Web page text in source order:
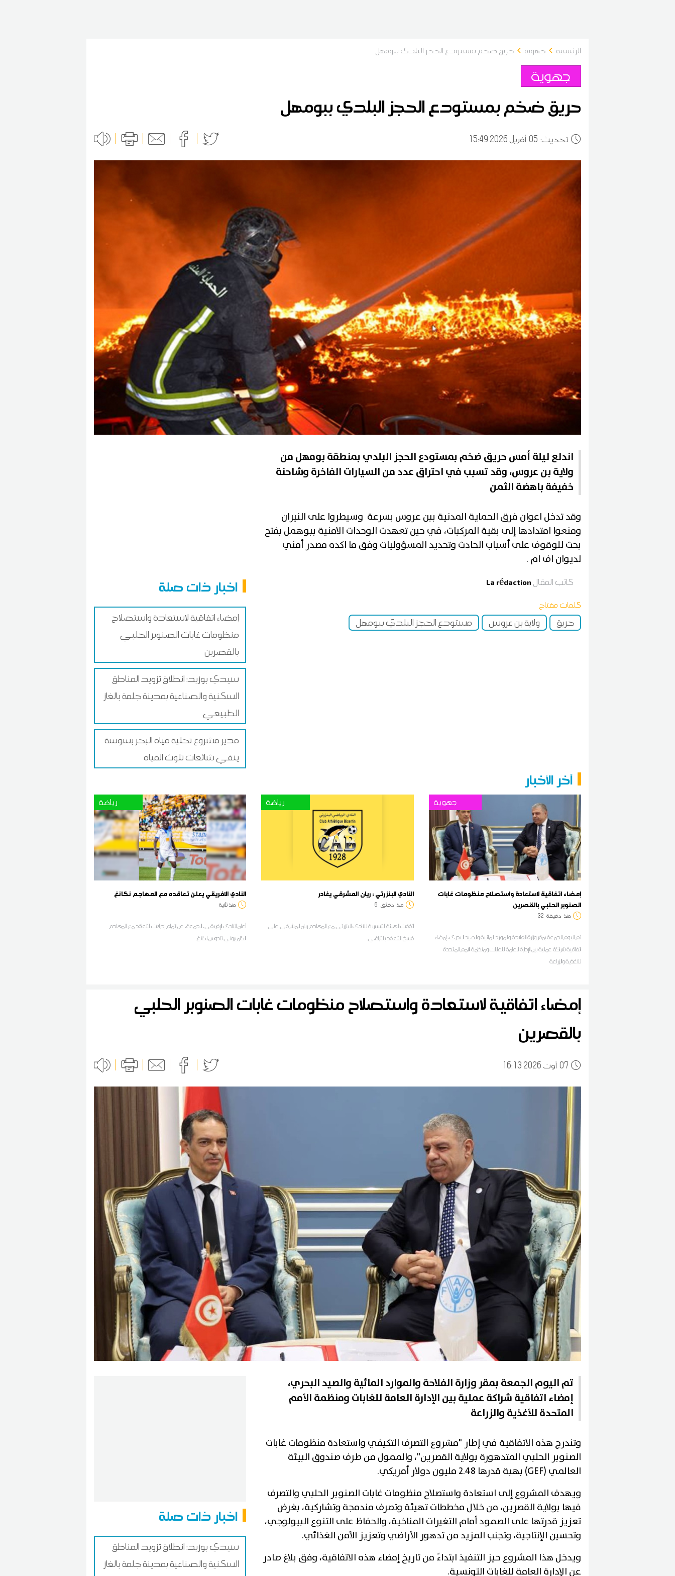
الرئيسية جهوية حريق ضخم بمستودع الحجز البلدي ببومهل
جهوية
حريق ضخم بمستودع الحجز البلدي ببومهل
:تحديث 0515:49 2026 أفريل
اخبار ذات صلة
إمضاء اتفاقية لاستعادة واستصلاح
منظومات غابات الصنوبر الحلبي
بالقصرين
سيدي بوزيد: انطلاق تزويد المناطق
السكنية والصناعية بمدينة جلمة بالغاز
الطبيعي
مدير مشروع تحلية مياه البحر بسوسة
ينفي شائعات تلوث المياه
اندلع ليلة أمس حريق ضخم بمستودع الحجز البلدي بمنطقة بومهل من
ولاية بن عروس، وقد تسبب في احتراق عدد من السيارات الفاخرة وشاحنة
خفيفة باهضة الثمن
وقد تدخل اعوان فرق الحماية المدنية ببن عروس بسرعة وسيطروا على النيران
ومنعوا امتدادها إلى بقية المركبات، في حين تعهدت الوحدات الامنية ببوهمل بفتح
بحث للوقوف على أسباب الحادث وتحديد المسؤوليات وفق ما اكده مصدر أمني
لديوان اف ام .
كاتب المقال La rédaction
كلمات مفتاح
حريق ولاية بن عروس مستودع الحجز البلدي ببومهل
آخر الأخبار
رياضة
النادي الافريقي يعلن تعاقده مع المهاجم نكانغ
منذ ثانية
أعلن النادي الإفريقي، الجمعة، عن إتمام إجراءَات التعاقد مع المهاجم
الكاميروني تادوس نكانغ
رياضة
النادي البنزرتي : ريان المشرقي يغادر
منذ دقائق 6
اتفقت الهيئة التسيرية للنادي البنزرتي مع المهاجم ريان المشرقي على
فسخ التعاقد بالتراضي
جهوية
إمضاء اتفاقية لاستعادة واستصلاح منظومات غابات
الصنوبر الحلبي بالقصرين
منذ دقيقة 32
تم اليوم الجمعة بمقر وزارة الفلاحة والموارد المائية والصيد البحري، إمضاء
اتفاقية شراكة عملية بين الإدارة العامة للغابات ومنظمة الأمم المتحدة
للأغذية والزراعة
إمضاء اتفاقية لاستعادة واستصلاح منظومات غابات الصنوبر الحلبي
بالقصرين
0716:13 2026 أوت
اخبار ذات صلة
سيدي بوزيد: انطلاق تزويد المناطق
السكنية والصناعية بمدينة جلمة بالغاز
تم اليوم الجمعة بمقر وزارة الفلاحة والموارد المائية والصيد البحري،
إمضاء اتفاقية شراكة عملية بين الإدارة العامة للغابات ومنظمة الأمم
المتحدة للأغذية والزراعة
وتندرج هذه الاتفاقية في إطار "مشروع التصرف التكيفي واستعادة منظومات غابات
الصنوبر الحلبي المتدهورة بولاية القصرين"، والممول من طرف صندوق البيئة
العالمي (GEF) بهبة قدرها 2.48 مليون دولار أمريكي.
ويهدف المشروع إلى استعادة واستصلاح منظومات غابات الصنوبر الحلبي والتصرف
فيها بولاية القصرين، من خلال مخططات تهيئة وتصرف مندمجة وتشاركية، بغرض
تعزيز قدرتها على الصمود أمام التغيرات المناخية، والحفاظ على التنوع البيولوجي،
وتحسين الإنتاجية، وتجنب المزيد من تدهور الأراضي وتعزيز الأمن الغذائي.
ويدخل هذا المشروع حيز التنفيذ ابتداءً من تاريخ إمضاء هذه الاتفاقية، وفق بلاغ صادر
عن الإدارة العامة للغابات التونسية.